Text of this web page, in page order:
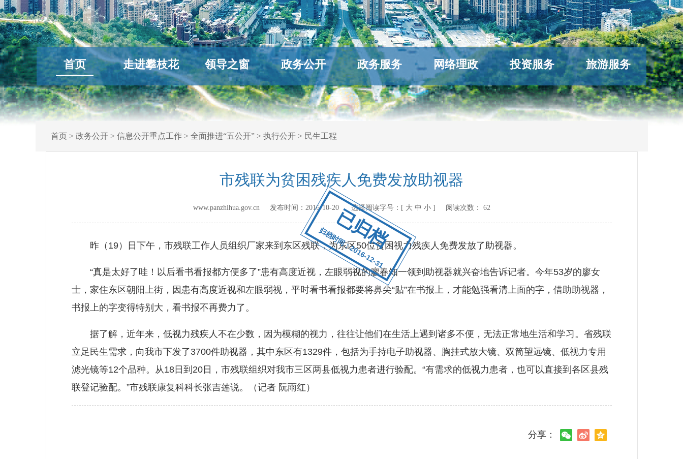
已归档
归档时间：2016-12-31
首页 走进攀枝花 领导之窗 政务公开 政务服务 网络理政 投资服务 旅游服务
首页> 政务公开> 信息公开重点工作> 全面推进“五公开”> 执行公开> 民生工程
市残联为贫困残疾人免费发放助视器
www.panzhihua.gov.cn 发布时间： 2016-10-20选择阅读字号：[ 大 中 小] 阅读次数： 62
昨（19）日下午，市残联工作人员组织厂家来到东区残联，为东区50位贫困视力残疾人免费发放了助视器。
“真是太好了哇！以后看书看报都方便多了”患有高度近视，左眼弱视的廖春知一领到助视器就兴奋地告诉记者。今年53岁的廖女
士，家住东区朝阳上街，因患有高度近视和左眼弱视，平时看书看报都要将鼻尖“贴”在书报上，才能勉强看清上面的字，借助助视器，
书报上的字变得特别大，看书报不再费力了。
据了解，近年来，低视力残疾人不在少数，因为模糊的视力，往往让他们在生活上遇到诸多不便，无法正常地生活和学习。省残联
立足民生需求，向我市下发了3700件助视器，其中东区有1329件，包括为手持电子助视器、胸挂式放大镜、双筒望远镜、低视力专用
滤光镜等12个品种。从18日到20日，市残联组织对我市三区两县低视力患者进行验配。“有需求的低视力患者，也可以直接到各区县残
联登记验配。”市残联康复科科长张吉莲说。（记者 阮雨红）
分享：